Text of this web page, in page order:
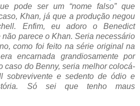
pode ser um “nome falso” que
Khan, já que a produção negou
Enfim, eu adoro o Benedict
não parece o Khan. Seria necessário
como foi feito na série original na
encarnada grandiosamente por
caso do Benny, seria melhor colocá-
sobrevivente e sedento de ódio e
Só sei que tenho maus